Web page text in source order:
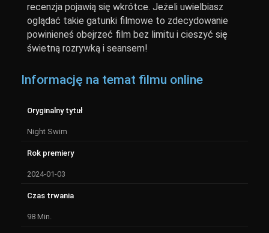
recenzja pojawią się wkrótce. Jeżeli uwielbiasz
oglądać takie gatunki filmowe to zdecydowanie
powinieneś obejrzeć film bez limitu i cieszyć się
świetną rozrywką i seansem!
Informację na temat filmu online
Oryginalny tytuł
Night Swim
Rok premiery
2024-01-03
Czas trwania
98 Min.